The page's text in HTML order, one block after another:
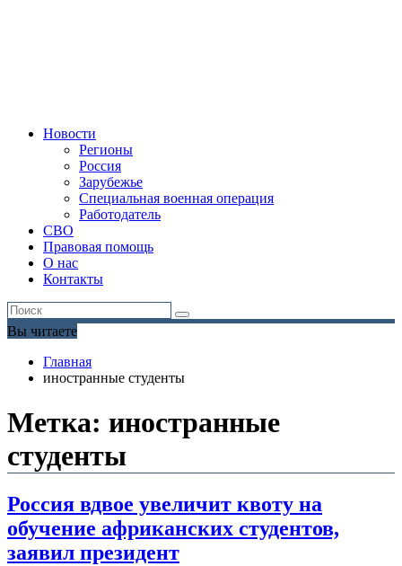
Новости
Регионы
Россия
Зарубежье
Специальная военная операция
Работодатель
СВО
Правовая помощь
О нас
Контакты
Вы читаете
Главная
иностранные студенты
Метка: иностранные
студенты
Россия вдвое увеличит квоту на
обучение африканских студентов,
заявил президент